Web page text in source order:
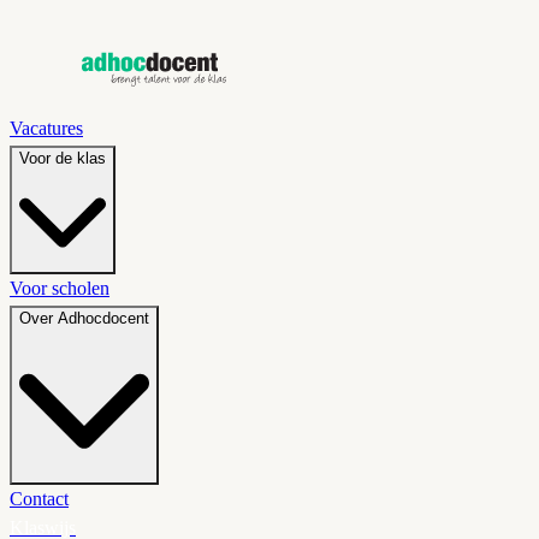
Vacatures
Voor de klas
Voor scholen
Over Adhocdocent
Contact